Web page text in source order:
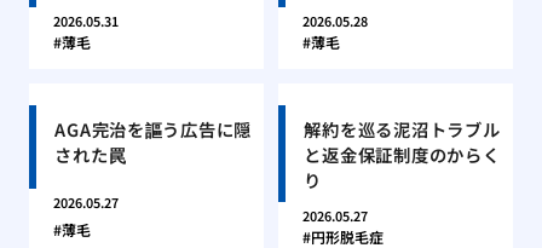
2026.05.31
薄毛
2026.05.28
薄毛
AGA完治を謳う広告に隠
された罠
2026.05.27
薄毛
解約を巡る泥沼トラブル
と返金保証制度のからく
り
2026.05.27
円形脱毛症